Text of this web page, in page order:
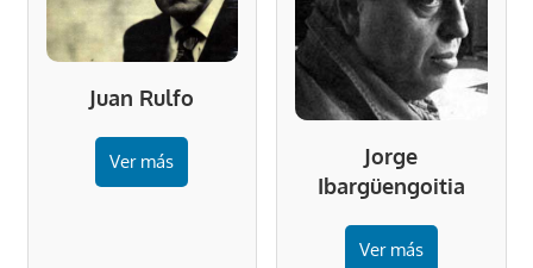
Juan Rulfo
Ver más
Jorge
Ibargüengoitia
Ver más